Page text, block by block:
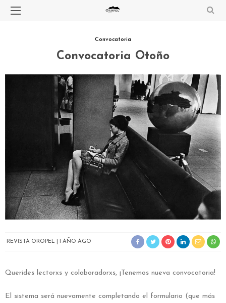
Convocatoria
Convocatoria Otoño
REVISTA OROPEL 1 AÑO AGO
Querides lectorxs y colaboradorxs, ¡Tenemos nueva convocatoria!
El sistema será nuevamente completando el formulario (que más